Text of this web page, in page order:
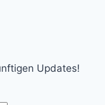
Updates!